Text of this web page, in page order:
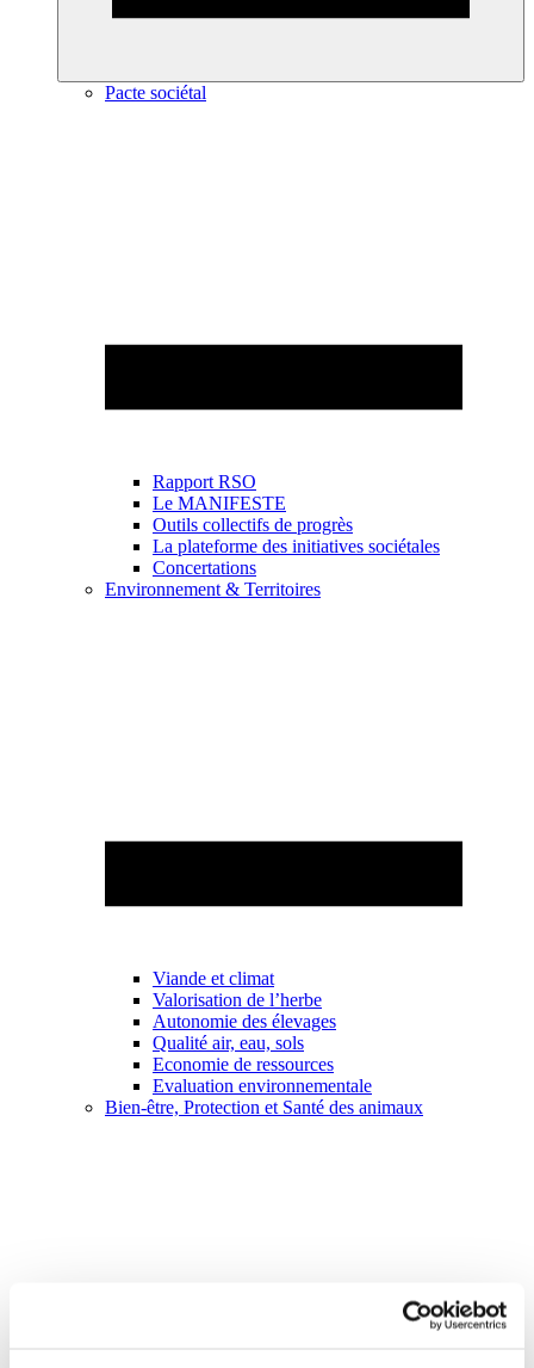
Pacte sociétal
Rapport RSO
Le MANIFESTE
Outils collectifs de progrès
La plateforme des initiatives sociétales
Concertations
Environnement & Territoires
Viande et climat
Valorisation de l’herbe
Autonomie des élevages
Qualité air, eau, sols
Economie de ressources
Evaluation environnementale
Bien-être, Protection et Santé des animaux